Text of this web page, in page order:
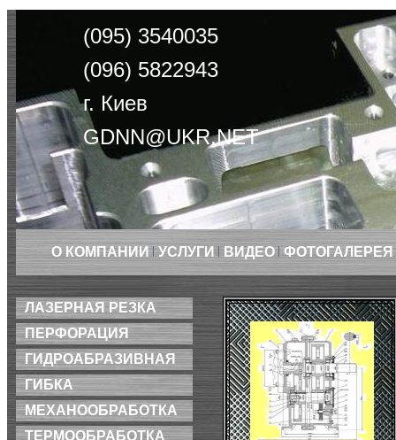
(095) 3540035
(096) 5822943
г. Киев
GDNN@UKR.NET
О КОМПАНИИ УСЛУГИ ВИДЕО ФОТОГАЛЕРЕЯ
ЛАЗЕРНАЯ РЕЗКА
ПЕРФОРАЦИЯ
ГИДРОАБРАЗИВНАЯ
ГИБКА
МЕХАНООБРАБОТКА
ТЕРМООБРАБОТКА